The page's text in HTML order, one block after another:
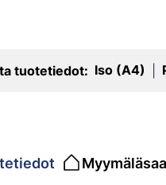
tuotetiedot: Iso (A4)